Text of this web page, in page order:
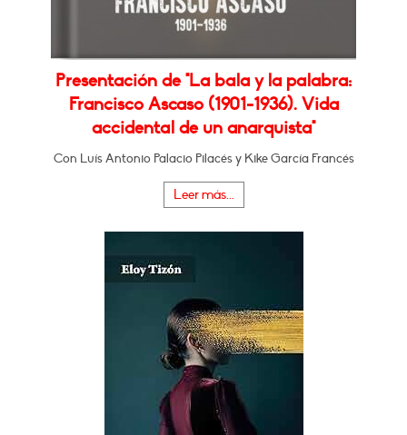
Presentación de "La bala y la palabra:
Francisco Ascaso (1901-1936). Vida
accidental de un anarquista"
Con Luís Antonio Palacio Pilacés y Kike García Francés
Leer más...